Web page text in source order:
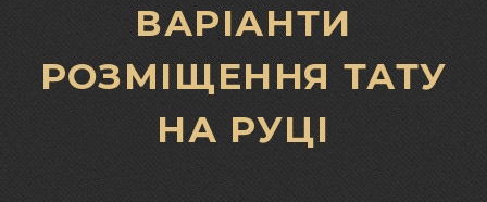
ВАРІАНТИ
РОЗМІЩЕННЯ ТАТУ
НА РУЦІ